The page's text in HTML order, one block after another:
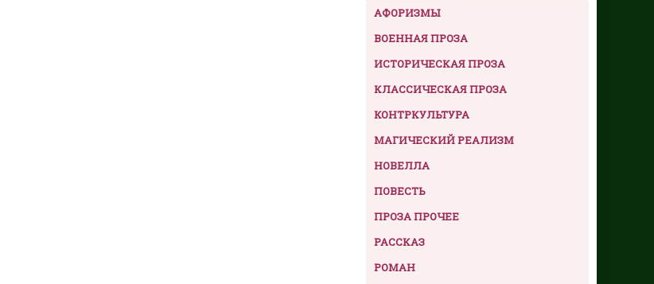
АФОРИЗМЫ
ВОЕННАЯ ПРОЗА
ИСТОРИЧЕСКАЯ ПРОЗА
КЛАССИЧЕСКАЯ ПРОЗА
КОНТРКУЛЬТУРА
МАГИЧЕСКИЙ РЕАЛИЗМ
НОВЕЛЛА
ПОВЕСТЬ
ПРОЗА ПРОЧЕЕ
РАССКАЗ
РОМАН